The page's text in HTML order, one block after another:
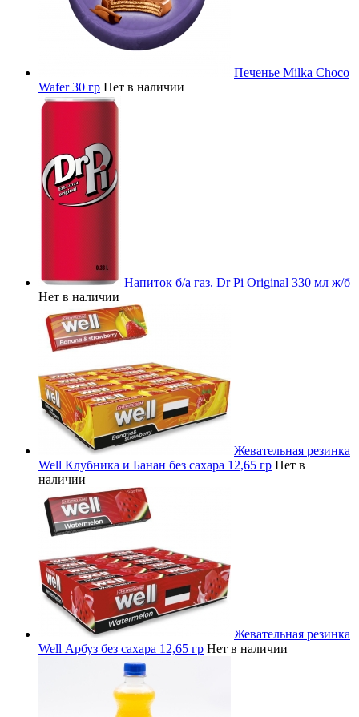
Печенье Milka Choco
Wafer 30 гр Нет в наличии
Напиток б/а газ. Dr Pi Original 330 мл ж/б
Нет в наличии
Жевательная резинка
Well Клубника и Банан без сахара 12,65 гр Нет в
наличии
Жевательная резинка
Well Арбуз без сахара 12,65 гр Нет в наличии